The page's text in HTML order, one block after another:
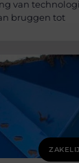
van
bruggen tot